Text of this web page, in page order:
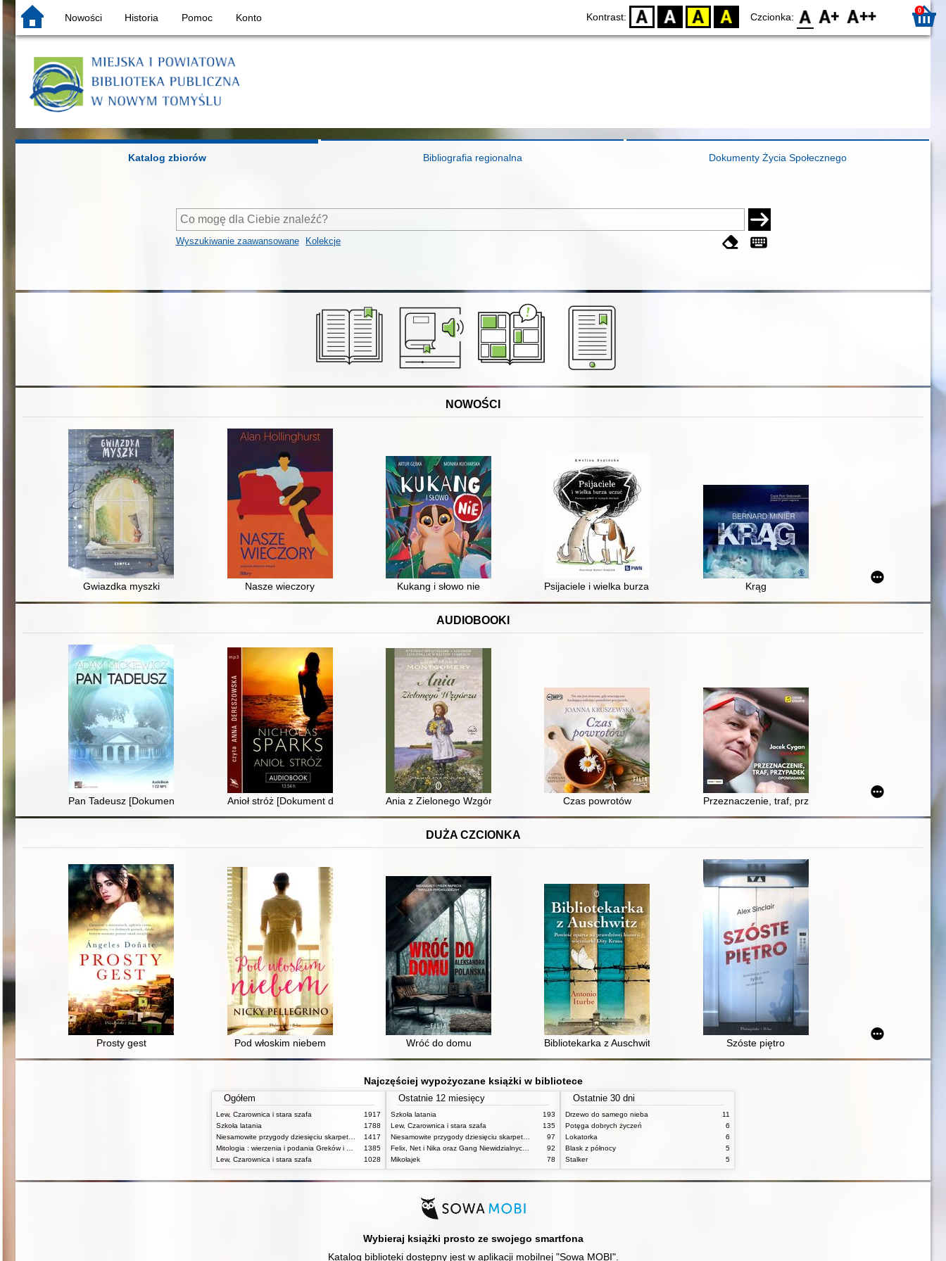
Nowości Historia Pomoc Konto Kontrast: D BW YB BY Czcionka: F0 F1 F2 0
Katalog zbiorów Bibliografia regionalna Dokumenty Życia Społecznego
Wyszukiwanie zaawansowane Kolekcje
NOWOŚCI
Gwiazdka myszki Nasze wieczory Kukang i słowo nie Psijaciele i wielka burza uczuć : pierwsza poMOC w trudnych chwilach
Krąg
AUDIOBOOKI
Pan Tadeusz [Dokument dźwiękowy]Anioł stróż [Dokument dźwiękowy] Ania z Zielonego Wzgórza [Dokument dźwiękowy]
Czas powrotów Przeznaczenie, traf, przypadek : opowiadania
DUŻA CZCIONKA
Prosty gest Pod włoskim niebem Wróć do domu Bibliotekarka z Auschwitz Szóste piętro
Najczęściej wypożyczane książki w bibliotece
Ogółem
Lew, Czarownica i stara szafa
1917
Szkoła latania
1788
1417
1385
Lew, Czarownica i stara szafa
1028
Ostatnie 12 miesięcy
Szkoła latania
193
Lew, Czarownica i stara szafa
135
97
92
Mikołajek
78
Ostatnie 30 dni
Drzewo do samego nieba
11
Potęga dobrych życzeń
6
Lokatorka
6
Blask z północy
5
Stalker
5
Wybieraj książki prosto ze swojego smartfona
Katalog biblioteki dostępny jest w aplikacji mobilnej "Sowa MOBI".